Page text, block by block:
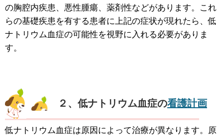
の胸腔内疾患、悪性腫瘍、薬剤性などがあります。これ
らの基礎疾患を有する患者に上記の症状が現れたら、低
ナトリウム血症の可能性を視野に入れる必要がありま
す。
２、低ナトリウム血症の看護計画
低ナトリウム血症は原因によって治療が異なります。原